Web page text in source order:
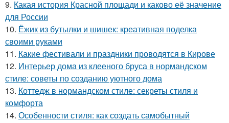
9. Какая история Красной площади и каково её значение
для России
10. Ёжик из бутылки и шишек: креативная поделка
своими руками
11. Какие фестивали и праздники проводятся в Кирове
12. Интерьер дома из клееного бруса в нормандском
стиле: советы по созданию уютного дома
13. Коттедж в нормандском стиле: секреты стиля и
комфорта
14. Особенности стиля: как создать самобытный